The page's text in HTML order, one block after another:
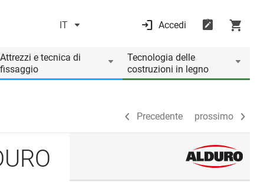
IT Accedi
Attrezzi e tecnica di
fissaggio
Tecnologia delle
costruzioni in legno
Precedente prossimo
Precedente prossimo